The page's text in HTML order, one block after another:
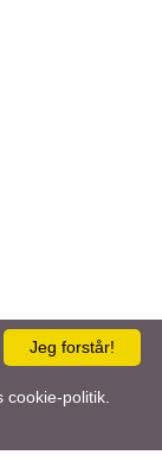
Jeg forstår!
politik.